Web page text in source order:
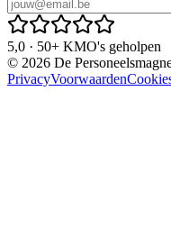
5,0 · 50+ KMO's geholpen
© 2026 De
PrivacyVoorwaarden